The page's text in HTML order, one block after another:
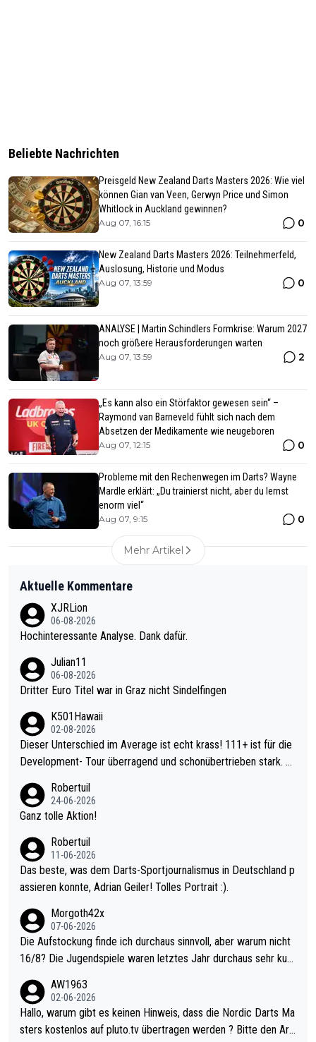
Beliebte Nachrichten
Preisgeld New Zealand Darts Masters 2026: Wie viel
können Gian van Veen, Gerwyn Price und Simon
Whitlock in Auckland gewinnen?
Aug 07, 16:15 0
New Zealand Darts Masters 2026: Teilnehmerfeld,
Auslosung, Historie und Modus
Aug 07, 13:59 0
ANALYSE | Martin Schindlers Formkrise: Warum 2027
noch größere Herausforderungen warten
Aug 07, 13:59 2
„Es kann also ein Störfaktor gewesen sein“ –
Raymond van Barneveld fühlt sich nach dem
Absetzen der Medikamente wie neugeboren
Aug 07, 12:15 0
Probleme mit den Rechenwegen im Darts? Wayne
Mardle erklärt: „Du trainierst nicht, aber du lernst
enorm viel“
Aug 07, 9:15 0
Mehr Artikel
Aktuelle Kommentare
XJRLion
06-08-2026
Hochinteressante Analyse. Dank dafür.
Julian11
06-08-2026
Dritter Euro Titel war in Graz nicht Sindelfingen
K501Hawaii
02-08-2026
Dieser Unterschied im Average ist echt krass! 111+ ist für die
Development- Tour überragend und schonübertrieben stark. U
mal 40+ erst recht. Da gewinnst keinen Blumentopf - ist ja noc
h krasser wie ein Pokalspiel eines Kreisligisten vs einem Bund
Robertuil
24-06-2026
Ganz tolle Aktion!
Robertuil
11-06-2026
Das beste, was dem Darts-Sportjournalismus in Deutschland p
assieren konnte, Adrian Geiler! Tolles Portrait :).
Morgoth42x
07-06-2026
Die Aufstockung finde ich durchaus sinnvoll, aber warum nicht
16/8? Die Jugendspiele waren letztes Jahr durchaus sehr kurz
Allerdings ist Mitchell Lawrie als Nummer 1 der Welt eh qualifi
ziert. Somit ändert die automatische Qualifikation des Weltmei
sters erstmal nichts. Ich denke sie wollen damit für nächstes J
AW1963
02-06-2026
Hallo, warum gibt es keinen Hinweis, dass die Nordic Darts Ma
sters kostenlos auf pluto.tv übertragen werden ? Bitte den Arti